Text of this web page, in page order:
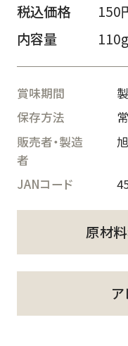
税込価格
150
内容量
110g
賞味期間
保存方法
販売者・製造
者
JANコード
原材